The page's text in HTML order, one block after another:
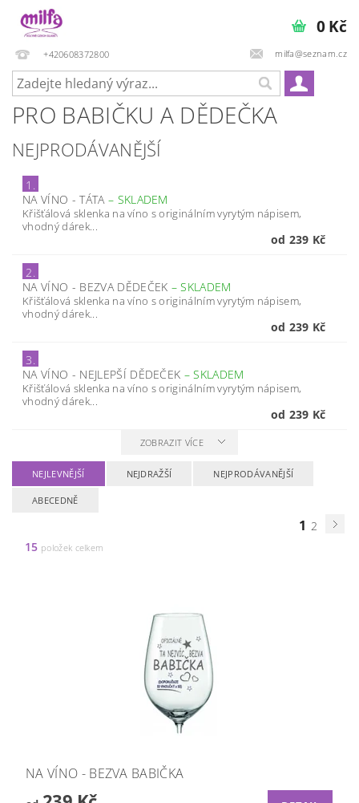
+420608372800 milfa@seznam.cz
0 Kč
PRO BABIČKU A DĚDEČKA
NEJPRODÁVANĚJŠÍ
1.
NA VÍNO - TÁTA – SKLADEM
Křišťálová sklenka na víno s originálním vyrytým nápisem,
vhodný dárek...
od 239 Kč
2.
NA VÍNO - BEZVA DĚDEČEK –SKLADEM
Křišťálová sklenka na víno s originálním vyrytým nápisem,
vhodný dárek...
od 239 Kč
3.
NA VÍNO - NEJLEPŠÍ DĚDEČEK –SKLADEM
Křišťálová sklenka na víno s originálním vyrytým nápisem,
vhodný dárek...
od 239 Kč
ZOBRAZIT VÍCE
NEJLEVNĚJŠÍ NEJDRAŽŠÍ NEJPRODÁVANĚJŠÍ
ABECEDNĚ
1 2
15 položek celkem
NA VÍNO - BEZVA BABIČKA